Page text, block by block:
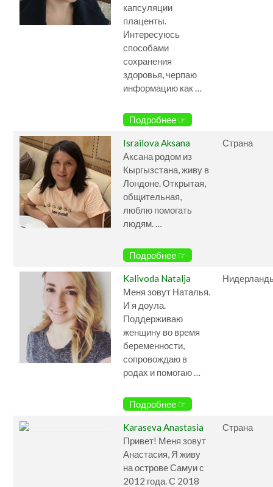
капсуляции
плаценты.
Интересуюсь
способами
сохранения
здоровья, черпаю
информацию как …
Подробнее ☞
Israilova Aksana
Аксана родом из
Кыргызстана, живу в
Лондоне. Открытая,
общительная,
люблю помогать
людям. …
Подробнее ☞
Страна
Kalivoda Natalja
Меня зовут Наталья.
И я доула.
Поддерживаю
женщину во время
беременности,
сопровождаю в
родах и помогаю …
Подробнее ☞
Karaseva Anastasia
Привет! Меня зовут
Анастасия, Я живу
на острове Самуи с
2012 года. С 2018
Страна